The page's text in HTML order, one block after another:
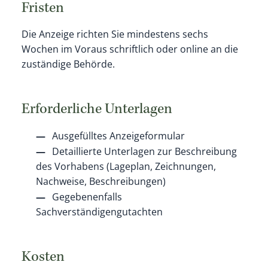
Fristen
Die Anzeige richten Sie mindestens sechs
Wochen im Voraus schriftlich oder online an die
zuständige Behörde.
Erforderliche Unterlagen
Ausgefülltes Anzeigeformular
Detaillierte Unterlagen zur Beschreibung
des Vorhabens (Lageplan, Zeichnungen,
Nachweise, Beschreibungen)
Gegebenenfalls
Sachverständigengutachten
Kosten